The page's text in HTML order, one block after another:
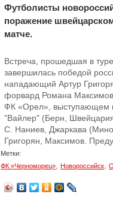
Футболисты
поражение
матче.
Встреча, прошедшая в
завершилась победой
нападающий Артур
форвард Романа
ФК «Орел», выступающем
"Вайлер" (Берн,
С. Наниев, Джаркава
Григорян, Максимов.
Метки:
ФК «Черноморец»
Новороссийск